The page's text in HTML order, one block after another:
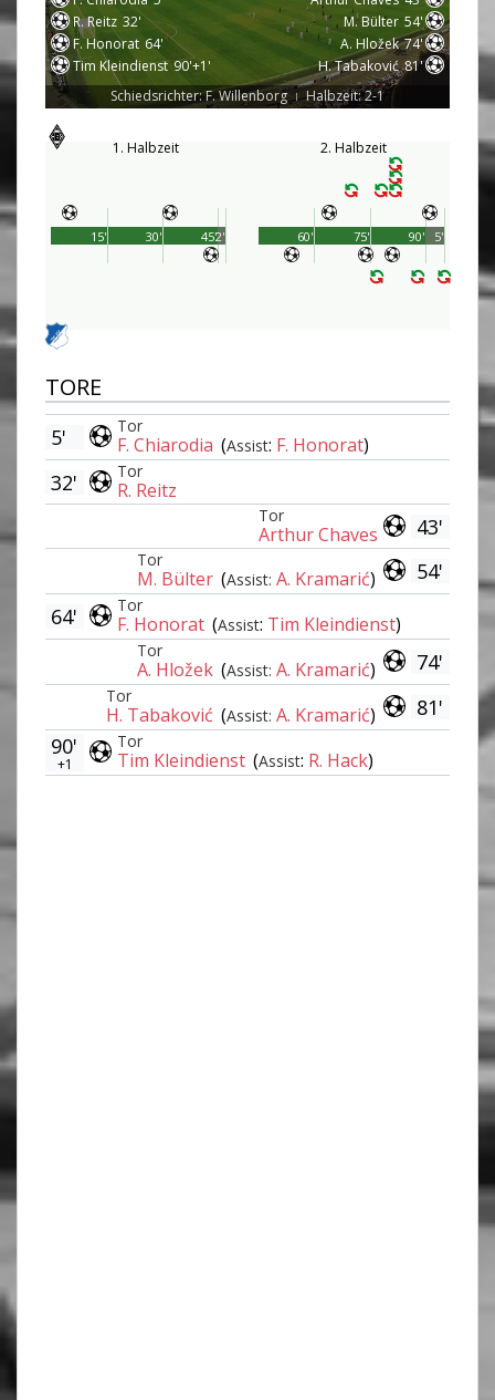
R. Reitz 32'
F. Honorat 64'
Tim Kleindienst 90'+1'
M. Bülter 54'
A. Hložek 74'
H. Tabaković 81'
Schiedsrichter: F. Willenborg
| Halbzeit: 2-1
1. Halbzeit
45'
15' 30' 2'
2. Halbzeit
90'
60' 75' 5'
TORE
Tor
F. Chiarodia (Assist: F. Honorat)
5'
Tor
R. Reitz
32'
43'
Tor
Arthur Chaves
54'
Tor
M. Bülter (Assist: A. Kramarić)
Tor
F. Honorat (Assist: Tim Kleindienst)
64'
74'
Tor
A. Hložek (Assist: A. Kramarić)
81'
Tor
H. Tabaković (Assist: A. Kramarić)
Tor
Tim Kleindienst (Assist: R. Hack)
90'
+1